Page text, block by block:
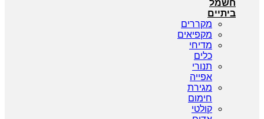
חשמל
ביתיים
מקררים
מקפיאים
מדיחי
כלים
תנורי
אפייה
מגירת
חימום
קולטי